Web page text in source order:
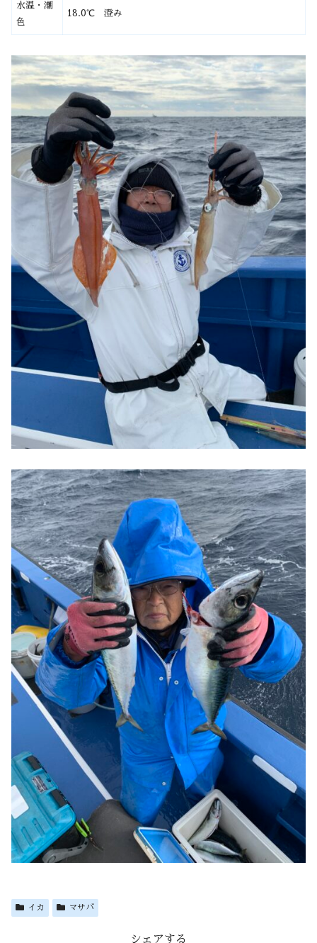
水温・潮
色
18.0℃ 澄み
イカ マサバ
シェアする